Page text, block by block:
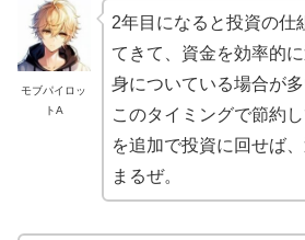
モブパイロッ
トA
2年目になると投資の仕
てきて、資金を効率的
身についている場合が多
このタイミングで節約
を追加で投資に回せば
まるぜ。